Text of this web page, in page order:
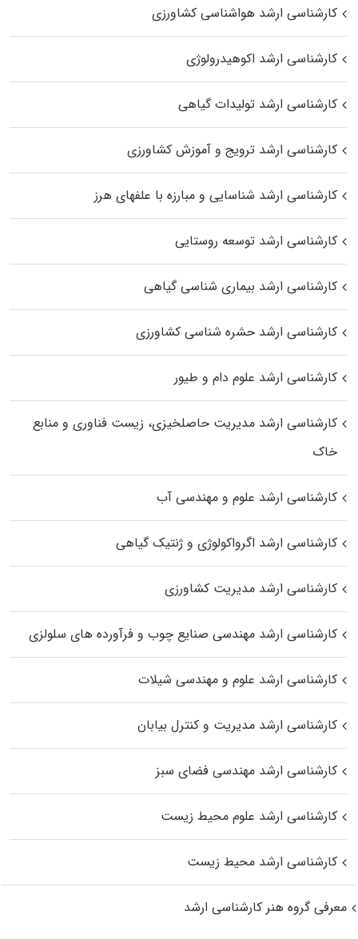
کارشناسی ارشد هواشناسی کشاورزی
کارشناسی ارشد اکوهیدرولوژی
کارشناسی ارشد تولیدات گیاهی
کارشناسی ارشد ترویج و آموزش کشاورزی
کارشناسی ارشد شناسایی و مبارزه با علفهای هرز
کارشناسی ارشد توسعه روستایی
کارشناسی ارشد بیماری‌ شناسی گیاهی
کارشناسی ارشد حشره‌ شناسی کشاورزی
کارشناسی ارشد علوم دام و طیور
کارشناسی ارشد مدیریت حاصلخیزی، زیست فناوری و منابع
خاک
کارشناسی ارشد علوم و مهندسی آب
کارشناسی ارشد اگرواکولوژی و ژنتیک گیاهی
کارشناسی ارشد مدیریت کشاورزی
کارشناسی ارشد مهندسی صنایع چوب و فرآورده‌ های سلولزی
کارشناسی ارشد علوم و مهندسی شیلات
کارشناسی ارشد مدیریت و کنترل بیابان
کارشناسی ارشد مهندسی فضای سبز
کارشناسی ارشد علوم محیط‌ زیست
کارشناسی ارشد محیط زیست
معرفی گروه هنر کارشناسی ارشد